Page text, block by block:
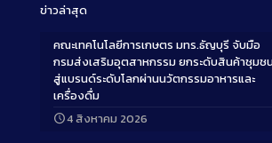
ข่าวล่าสุด
คณะเทคโนโลยีการเกษตร มทร.ธัญบุรี จับมือ
กรมส่งเสริมอุตสาหกรรม ยกระดับสินค้าชุมช
สู่แบรนด์ระดับโลกผ่านนวัตกรรมอาหารและ
เครื่องดื่ม
4 สิงหาคม 2026